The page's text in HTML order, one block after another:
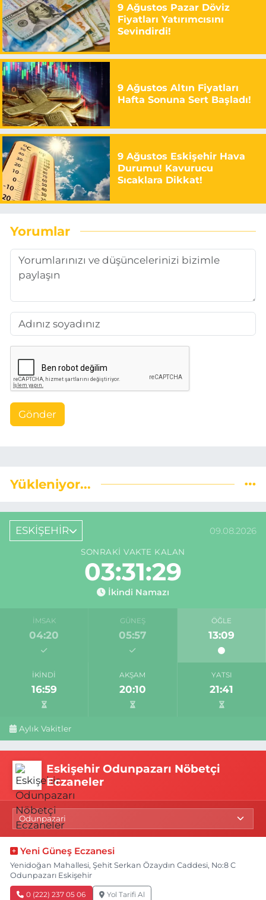
9 Ağustos Pazar Döviz
Fiyatları Yatırımcısını
Sevindirdi!
9 Ağustos Altın Fiyatları
Hafta Sonuna Sert Başladı!
9 Ağustos Eskişehir Hava
Durumu! Kavurucu
Sıcaklara Dikkat!
Yorumlar
Gönder
Yükleniyor...
ESKİŞEHİR 09.08.2026
SONRAKI VAKTE KALAN
03:31:28
İkindi Namazı
İMSAK
04:20
GÜNEŞ
05:57
ÖĞLE
13:09
İKINDI
16:59
AKŞAM
20:10
YATSI
21:41
Aylık Vakitler
Eskişehir Odunpazarı Nöbetçi
Eczaneler
Yeni Güneş Eczanesi
Yenidoğan Mahallesi, Şehit Serkan Özaydın Caddesi, No:8 C
Odunpazarı Eskişehir
0 (222) 237 05 06 Yol Tarifi Al